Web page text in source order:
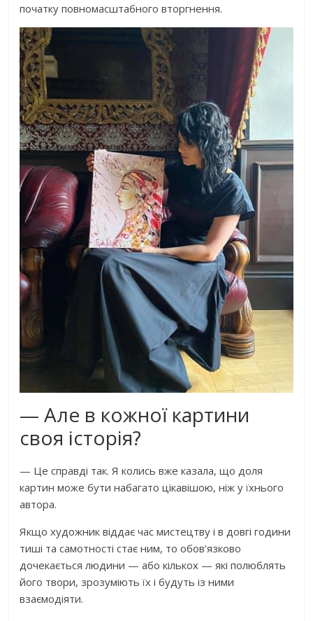
початку повномасштабного вторгнення.
— Але в кожної картини
своя історія?
— Це справді так. Я колись вже казала, що доля
картин може бути набагато цікавішою, ніж у їхнього
автора.
Якщо художник віддає час мистецтву і в довгі години
тиші та самотності стає ним, то обов’язково
дочекається людини — або кількох — які полюблять
його твори, зрозуміють їх і будуть із ними
взаємодіяти.